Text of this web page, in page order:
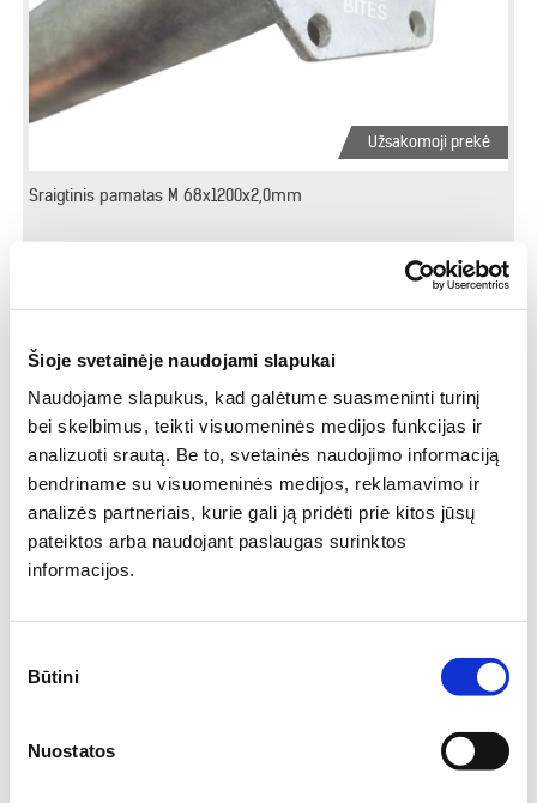
Šioje svetainėje naudojami slapukai
Naudojame slapukus, kad galėtume suasmeninti turinį
bei skelbimus, teikti visuomeninės medijos funkcijas ir
analizuoti srautą. Be to, svetainės naudojimo informaciją
bendriname su visuomeninės medijos, reklamavimo ir
analizės partneriais, kurie gali ją pridėti prie kitos jūsų
pateiktos arba naudojant paslaugas surinktos
informacijos.
pasirinkimas
Būtini
Nuostatos
Užsakomoji prekė
Sraigtinis pamatas M 68x1200x2,0mm
Peržiūrėti